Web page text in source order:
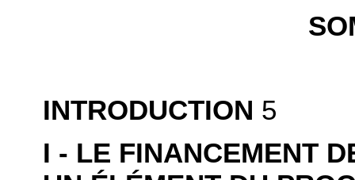
INTRODUCTION 5
I - LE FINANCEMENT